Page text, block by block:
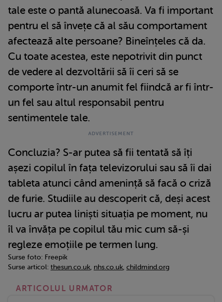
tale este o pantă alunecoasă. Va fi important
pentru el să învețe că al său comportament
afectează alte persoane? Bineînțeles că da.
Cu toate acestea, este nepotrivit din punct
de vedere al dezvoltării să îi ceri să se
comporte într-un anumit fel fiindcă ar fi într-
un fel sau altul responsabil pentru
sentimentele tale.
Concluzia? S-ar putea să fii tentată să îți
așezi copilul în fața televizorului sau să îi dai
tableta atunci când amenință să facă o criză
de furie. Studiile au descoperit că, deși acest
lucru ar putea liniști situația pe moment, nu
îl va învăța pe copilul tău mic cum să-și
regleze emoțiile pe termen lung.
Surse foto: Freepik
Surse articol: thesun.co.uk nhs.co.uk childmind.org
ARTICOLUL URMATOR